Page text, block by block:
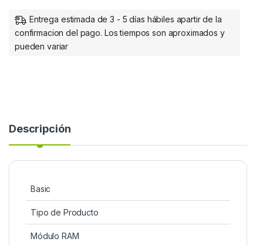
Entrega estimada de 3 - 5 días hábiles apartir de la
confirmacion del pago. Los tiempos son aproximados y
pueden variar
Descripción
Basic
Tipo de Producto
Módulo RAM